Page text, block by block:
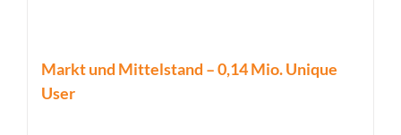
Markt und Mittelstand – 0,14 Mio. Unique
User